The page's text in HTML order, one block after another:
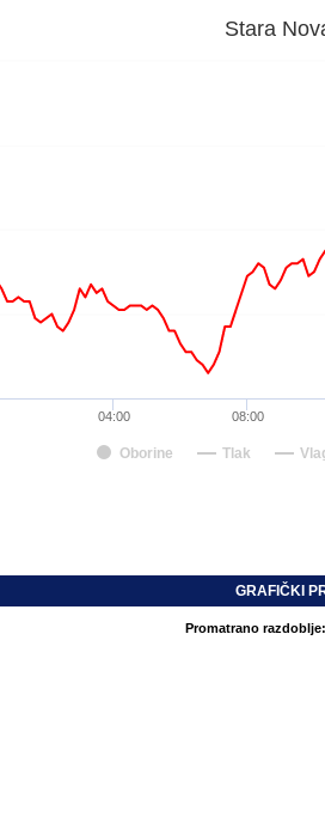
Stara
Oborine Tlak
04:00 08:00
GRAFIČKI
Promatrano